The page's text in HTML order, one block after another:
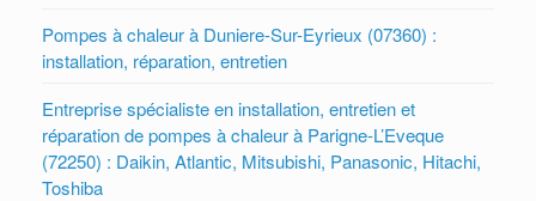
Pompes à chaleur à Duniere-Sur-Eyrieux (07360) :
installation, réparation, entretien
Entreprise spécialiste en installation, entretien et
réparation de pompes à chaleur à Parigne-L’Eveque
(72250) : Daikin, Atlantic, Mitsubishi, Panasonic, Hitachi,
Toshiba